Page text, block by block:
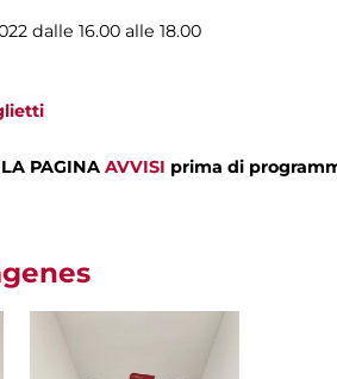
dalle 16.00 alle 18.00
PAGINA AVVISI prima di